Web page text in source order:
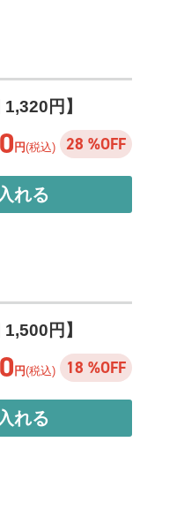
円】
円(税込) 28 %OFF
れる
円】
円(税込) 18 %OFF
れる